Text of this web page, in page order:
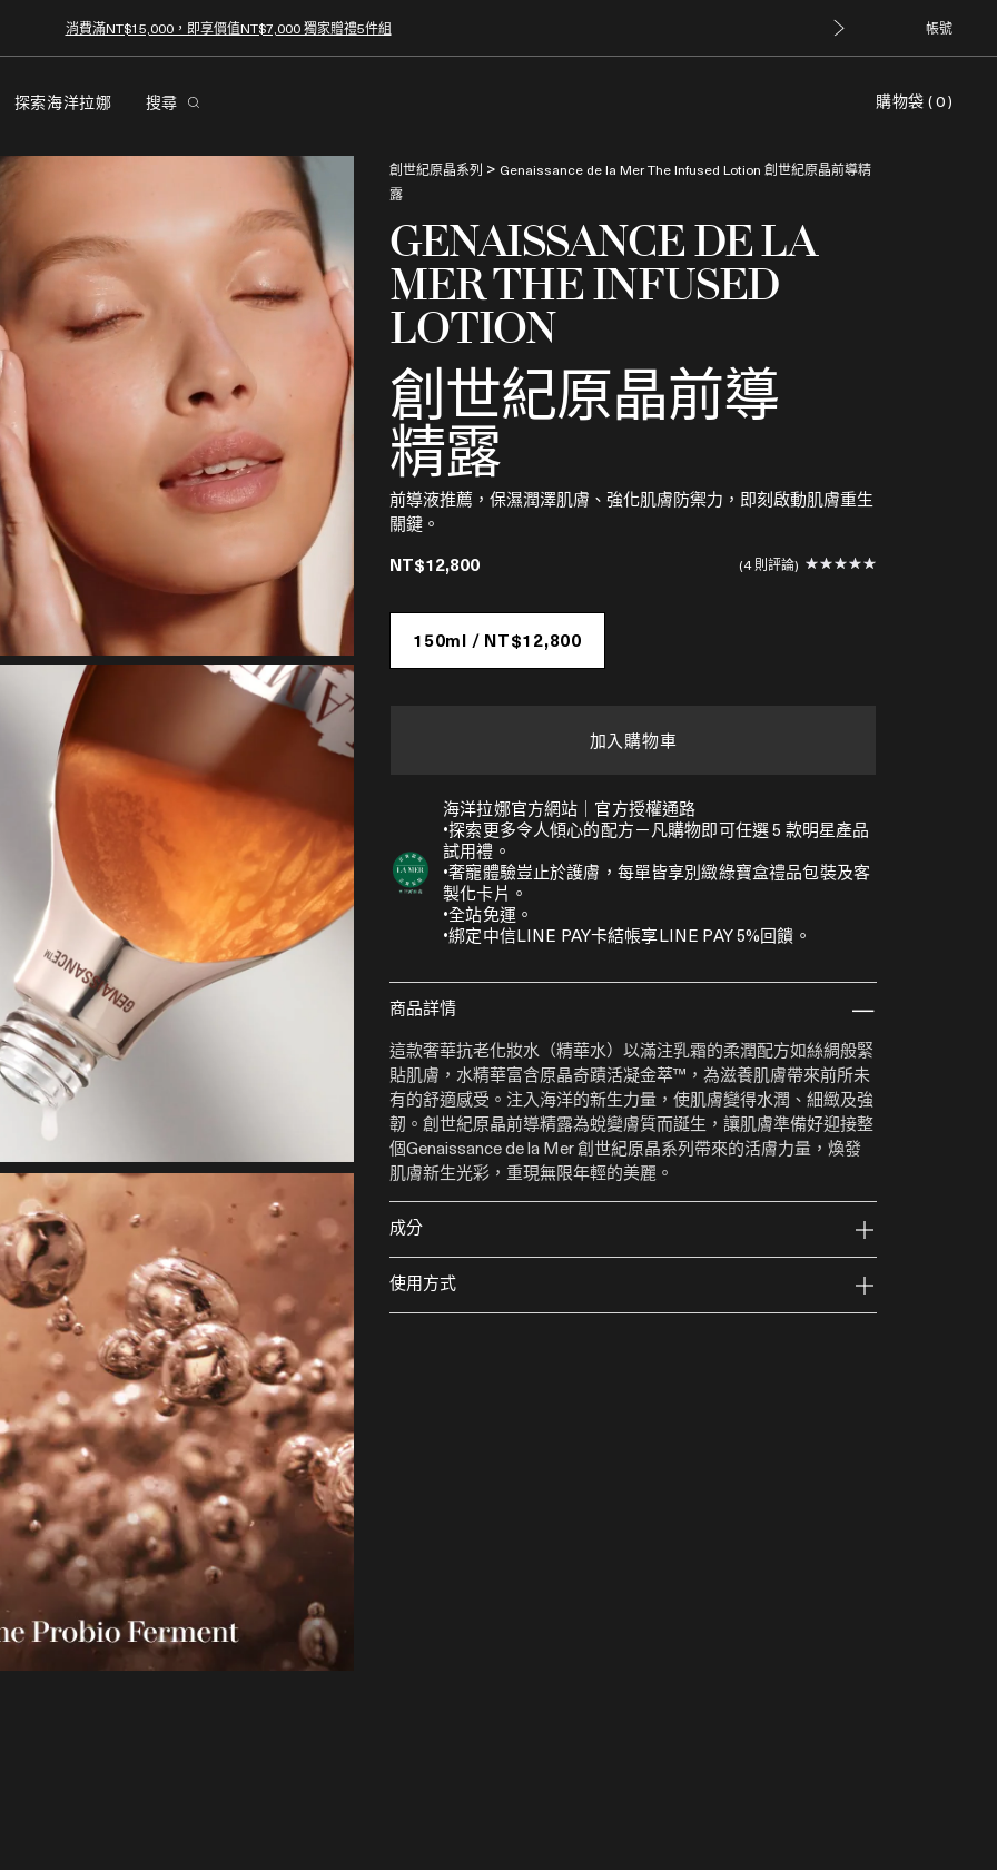
消費滿NT$15,000，即享價值NT$7,000 獨家贈禮5件組 帳號
探索海洋拉娜 搜尋 購物袋(0)
創世紀原晶系列 > Genaissance de la Mer The Infused Lotion 創世紀原晶前導精
露
GENAISSANCE DE LA
MER THE INFUSED
LOTION
創世紀原晶前導
精露
前導液推薦，保濕潤澤肌膚、強化肌膚防禦力，即刻啟動肌膚重生
關鍵。
NT$12,800
4 則評論
150ml / NT$12,800
加入購物車
海洋拉娜官方網站｜官方授權通路
•探索更多令人傾心的配方－凡購物即可任選 5 款明星產品
試用禮。
•奢寵體驗豈止於護膚，每單皆享別緻綠寶盒禮品包裝及客
製化卡片。
•全站免運。
•綁定中信LINE PAY卡結帳享LINE PAY 5%回饋。
商品詳情
這款奢華抗老化妝水（精華水）以滿注乳霜的柔潤配方如絲綢般緊
貼肌膚，水精華富含原晶奇蹟活凝金萃™，為滋養肌膚帶來前所未
有的舒適感受。注入海洋的新生力量，使肌膚變得水潤、細緻及強
韌。創世紀原晶前導精露為蛻變膚質而誕生，讓肌膚準備好迎接整
個Genaissance de la Mer 創世紀原晶系列帶來的活膚力量，煥發
肌膚新生光彩，重現無限年輕的美麗。
成分
使用方式